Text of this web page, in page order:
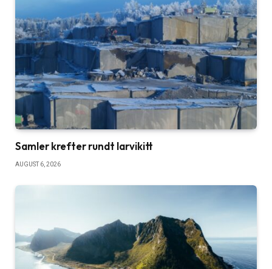
Samler krefter rundt larvikitt
AUGUST 6, 2026